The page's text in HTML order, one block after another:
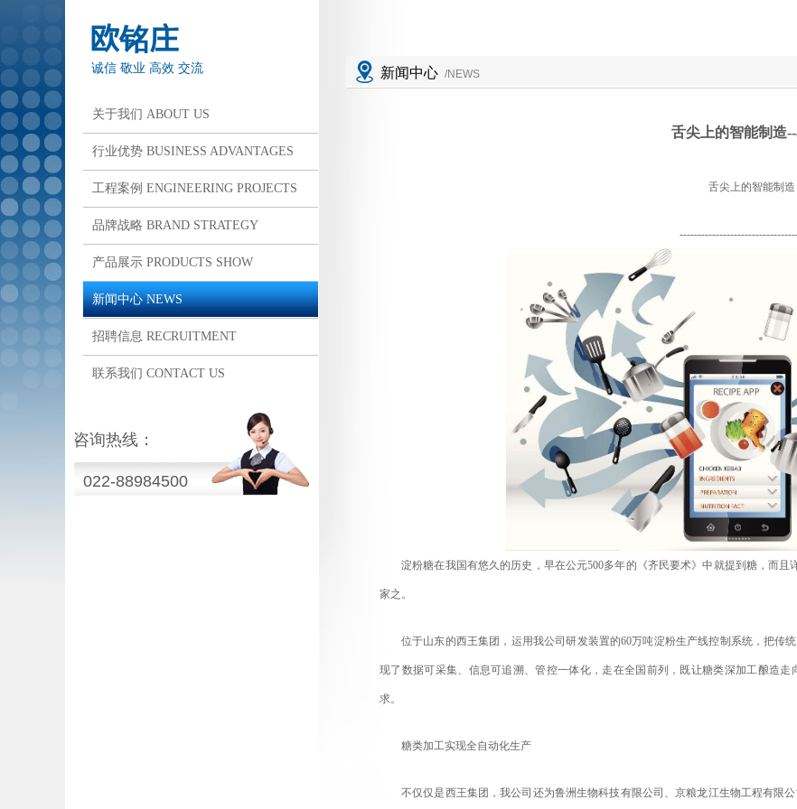
欧铭庄
诚信 敬业 高效 交流 新闻中心 /NEWS
关于我们 ABOUT US
行业优势 BUSINESS ADVANTAGES
工程案例 ENGINEERING PROJECTS
品牌战略 BRAND STRATEGY
产品展示 PRODUCTS SHOW
新闻中心 NEWS
招聘信息 RECRUITMENT
联系我们 CONTACT US
舌尖上的智能制造--
舌尖上的智能制造
淀粉糖在我国有悠久的历史，早在公元500多年的《齐民要术》中就提到糖，而
家之。
位于山东的西王集团，运用我公司研发装置的60万吨淀粉生产线控制系统，把传
现了数据可采集、信息可追溯、管控一体化，走在全国前列，既让糖类深加工酿造
求。
糖类加工实现全自动化生产
不仅仅是西王集团，我公司还为鲁洲生物科技有限公司、京粮龙江生物工程有限
咨询热线：
022-88984500